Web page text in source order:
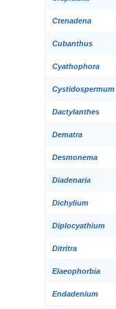
Ctenadena
Cubanthus
Cyathophora
Cystidospermum
Dactylanthes
Dematra
Desmonema
Diadenaria
Dichylium
Diplocyathium
Ditritra
Elaeophorbia
Endadenium